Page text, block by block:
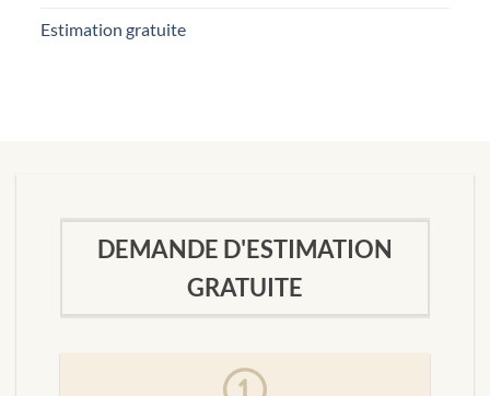
Estimation gratuite
DEMANDE D'ESTIMATION
GRATUITE